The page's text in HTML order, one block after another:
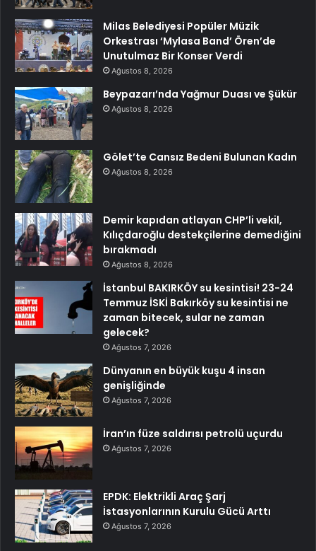
Milas Belediyesi Popüler Müzik
Orkestrası ‘Mylasa Band’ Ören’de
Unutulmaz Bir Konser Verdi
Ağustos 8, 2026
Beypazarı’nda Yağmur Duası ve Şükür
Ağustos 8, 2026
Gölet’te Cansız Bedeni Bulunan Kadın
Ağustos 8, 2026
Demir kapıdan atlayan CHP’li vekil,
Kılıçdaroğlu destekçilerine demediğini
bırakmadı
Ağustos 8, 2026
İstanbul BAKIRKÖY su kesintisi! 23-24
Temmuz İSKİ Bakırköy su kesintisi ne
zaman bitecek, sular ne zaman
gelecek?
Ağustos 7, 2026
Dünyanın en büyük kuşu 4 insan
genişliğinde
Ağustos 7, 2026
İran’ın füze saldırısı petrolü uçurdu
Ağustos 7, 2026
EPDK: Elektrikli Araç Şarj
İstasyonlarının Kurulu Gücü Arttı
Ağustos 7, 2026